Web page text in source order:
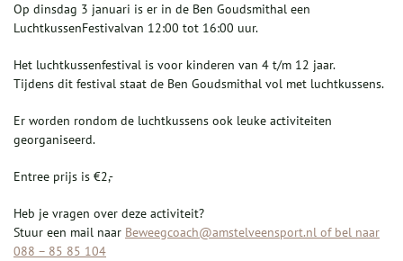
Op dinsdag 3 januari is er in de Ben Goudsmithal een
LuchtkussenFestivalvan 12:00 tot 16:00 uur.
Het luchtkussenfestival is voor kinderen van 4 t/m 12 jaar.
Tijdens dit festival staat de Ben Goudsmithal vol met luchtkussens.
Er worden rondom de luchtkussens ook leuke activiteiten
georganiseerd.
Entree prijs is €2,-
Heb je vragen over deze activiteit?
Stuur een mail naar Beweegcoach@amstelveensport.nl of bel naar
088 – 85 85 104